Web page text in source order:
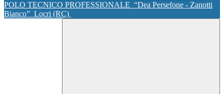
POLO TECNICO PROFESSIONALE “Dea Persefone - Zanotti
Bianco” Locri (RC)